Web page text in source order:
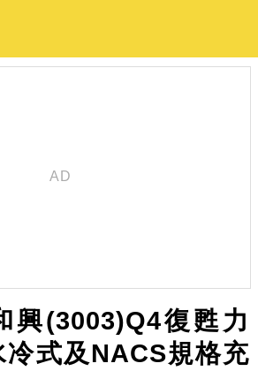
興(3003)Q4復甦力
冷式及NACS規格充